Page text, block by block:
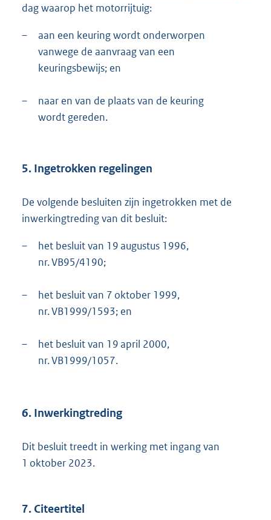
dag waarop het motorrijtuig:
–
aan een keuring wordt onderworpen
vanwege de aanvraag van een
keuringsbewijs; en
–
naar en van de plaats van de keuring
wordt gereden.
5. Ingetrokken regelingen
De volgende besluiten zijn ingetrokken met de
inwerkingtreding van dit besluit:
–
het besluit van 19 augustus 1996,
nr. VB95/4190;
–
het besluit van 7 oktober 1999,
nr. VB1999/1593; en
–
het besluit van 19 april 2000,
nr. VB1999/1057.
6. Inwerkingtreding
Dit besluit treedt in werking met ingang van
1 oktober 2023.
7. Citeertitel